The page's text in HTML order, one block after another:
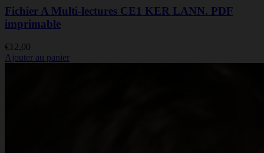
Fichier A Multi-lectures CE1 KER LANN. PDF
imprimable
€ 12,00
Ajouter au panier